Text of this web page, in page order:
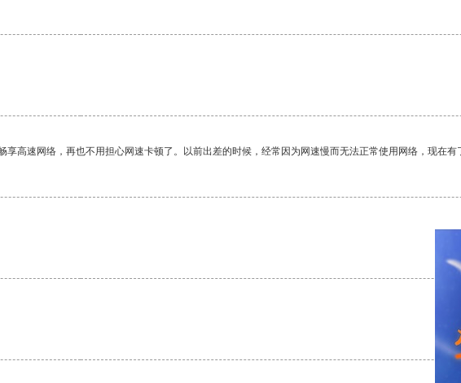
高速网络，再也不用担心网速卡顿了。以前出差的时候，经常因为网速慢而无法正常使用网络，现在有